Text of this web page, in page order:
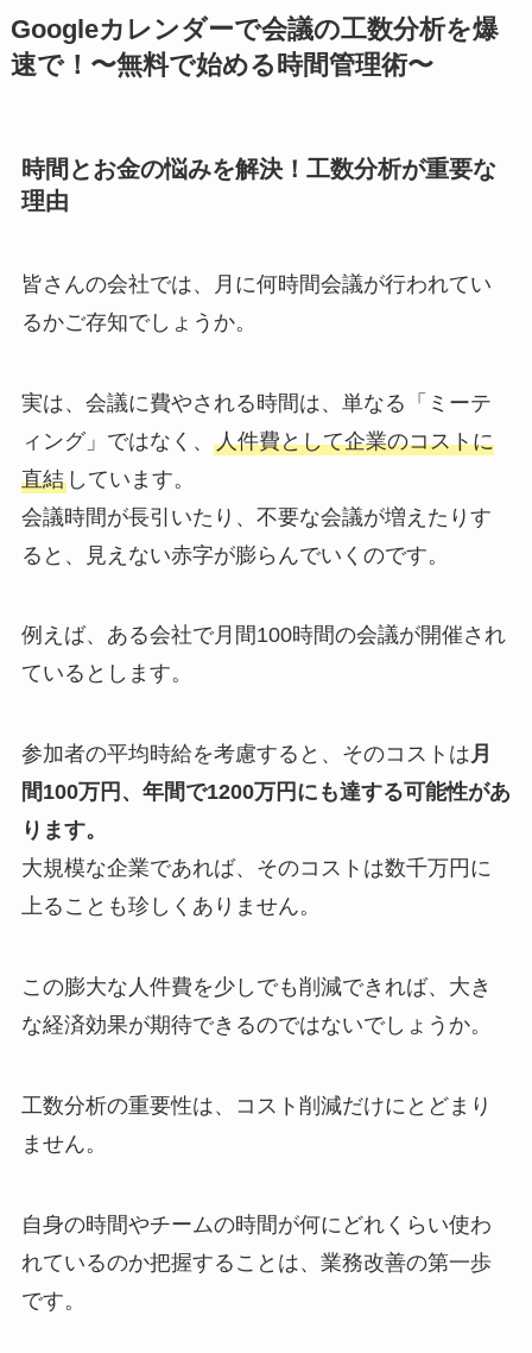
Googleカレンダーで会議の工数分析を爆
速で！〜無料で始める時間管理術〜
時間とお金の悩みを解決！工数分析が重要な
理由
皆さんの会社では、月に何時間会議が行われてい
るかご存知でしょうか。
実は、会議に費やされる時間は、単なる「ミーテ
ィング」ではなく、 人件費として企業のコストに
直結しています。
会議時間が長引いたり、不要な会議が増えたりす
ると、見えない赤字が膨らんでいくのです。
例えば、ある会社で月間100時間の会議が開催され
ているとします。
参加者の平均時給を考慮すると、そのコストは月
間100万円、年間で1200万円にも達する可能性があ
ります。
大規模な企業であれば、そのコストは数千万円に
上ることも珍しくありません。
この膨大な人件費を少しでも削減できれば、大き
な経済効果が期待できるのではないでしょうか。
工数分析の重要性は、コスト削減だけにとどまり
ません。
自身の時間やチームの時間が何にどれくらい使わ
れているのか把握することは、業務改善の第一歩
です。